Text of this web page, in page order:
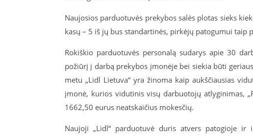
Naujosios parduotuvės prekybos salės plotas sieks
kasų – 5 iš jų bus standartinės, pirkėjų patogumui taip
Rokiškio parduotuvės personalą sudarys apie 30
požiūrį į darbą prekybos įmonėje bei siekia būti
metu „Lidl Lietuva“ yra žinoma kaip aukščiausias
įmonė, kurios vidutinis visų darbuotojų atlyginimas,
1662,50 eurus neatskaičius mokesčių.
Naujoji „Lidl“ parduotuvė duris atvers patogioje